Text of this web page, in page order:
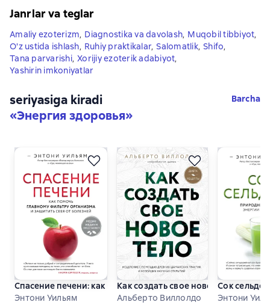
Janrlar va teglar
Amaliy ezoterizm, Diagnostika va davolash, Muqobil tibbiyot,
O'z ustida ishlash, Ruhiy praktikalar, Salomatlik, Shifo,
Tana parvarishi, Xorijiy ezoterik adabiyot,
Yashirin imkoniyatlar
seriyasiga kiradi
«Энергия здоровья»
Barcha
Спасение печени: как помочь главному фильтру
Энтони Уильям
Как создать свое новое тело
Альберто Виллолдо
Сок
Энтони